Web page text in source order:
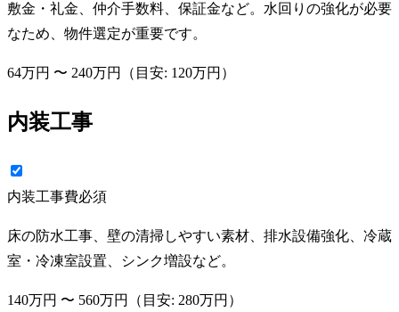
敷金・礼金、仲介手数料、保証金など。水回りの強化が必要
なため、物件選定が重要です。
64万円 〜 240万円 （目安: 120万円 ）
内装工事
内装工事費必須
床の防水工事、壁の清掃しやすい素材、排水設備強化、冷蔵
室・冷凍室設置、シンク増設など。
140万円 〜 560万円 （目安: 280万円 ）